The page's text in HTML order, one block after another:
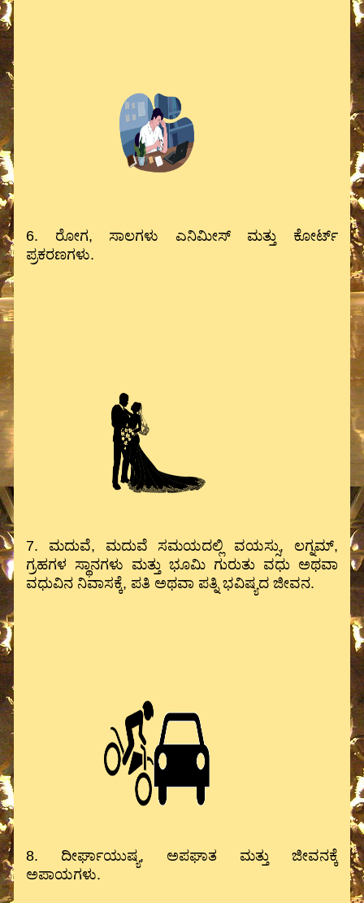
6. ರೋಗ, ಸಾಲಗಳು ಎನಿಮೀಸ್ ಮತ್ತು ಕೋರ್ಟ್
ಪ್ರಕರಣಗಳು.
7. ಮದುವೆ, ಮದುವೆ ಸಮಯದಲ್ಲಿ ವಯಸ್ಸು, ಲಗ್ನಮ್,
ಗ್ರಹಗಳ ಸ್ಥಾನಗಳು ಮತ್ತು ಭೂಮಿ ಗುರುತು ವಧು ಅಥವಾ
ವಧುವಿನ ನಿವಾಸಕ್ಕೆ, ಪತಿ ಅಥವಾ ಪತ್ನಿ ಭವಿಷ್ಯದ ಜೀವನ.
8. ದೀರ್ಘಾಯುಷ್ಯ, ಅಪಘಾತ ಮತ್ತು ಜೀವನಕ್ಕೆ
ಅಪಾಯಗಳು.